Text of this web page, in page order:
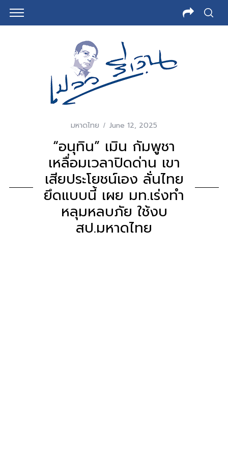
มหาดไทย June 12, 2025
“อนุทิน” เมิน กัมพูชา
เหลื่อมเวลาปิดด่าน เขา
เสียประโยชน์เอง ลั่นไทย
ยึดแบบนี้ เผย มท.เร่งทำ
หลุมหลบภัย ใช้งบ
สป.มหาดไทย